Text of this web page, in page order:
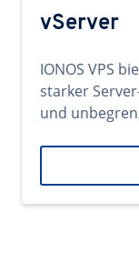
vServer
IONOS VPS
starker
und